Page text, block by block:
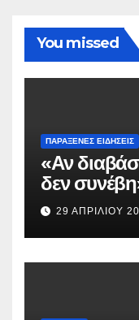
You missed
ΠΑΡΆΞΕΝΕΣ ΕΙΔΉΣΕΙΣ
«Αν
δεν
29 ΑΠΡΙΛΊΟΥ